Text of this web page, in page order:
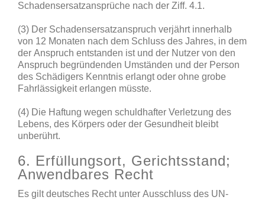
Schadensersatzansprüche nach der Ziff. 4.1.
(3) Der Schadensersatzanspruch verjährt innerhalb
von 12 Monaten nach dem Schluss des Jahres, in dem
der Anspruch entstanden ist und der Nutzer von den
Anspruch begründenden Umständen und der Person
des Schädigers Kenntnis erlangt oder ohne grobe
Fahrlässigkeit erlangen müsste.
(4) Die Haftung wegen schuldhafter Verletzung des
Lebens, des Körpers oder der Gesundheit bleibt
unberührt.
6. Erfüllungsort, Gerichtsstand;
Anwendbares Recht
Es gilt deutsches Recht unter Ausschluss des UN-